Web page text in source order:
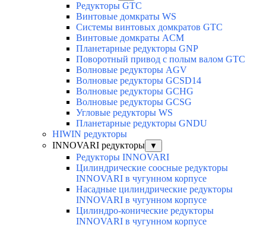
Редукторы GTC
Винтовые домкраты WS
Системы винтовых домкратов GTC
Винтовые домкраты ACM
Планетарные редукторы GNP
Поворотный привод с полым валом GTC
Волновые редукторы AGV
Волновые редукторы GCSD14
Волновые редукторы GCHG
Волновые редукторы GCSG
Угловые редукторы WS
Планетарные редукторы GNDU
HIWIN редукторы
INNOVARI редукторы
▼
Редукторы INNOVARI
Цилиндрические соосные редукторы
INNOVARI в чугунном корпусе
Насадные цилиндрические редукторы
INNOVARI в чугунном корпусе
Цилиндро-конические редукторы
INNOVARI в чугунном корпусе